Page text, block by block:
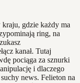
gdzie każdy ma
ring, na
kanał. Tutaj
pociąga za sznurki
i dlaczego
news. Felieton na